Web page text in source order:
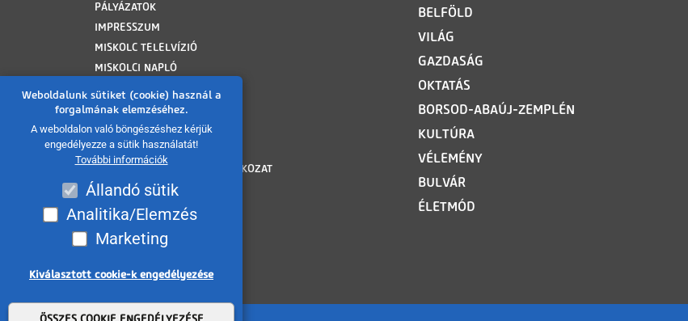
Weboldalunk sütiket (cookie) használ a
forgalmának elemzéséhez.
A weboldalon való böngészéshez kérjük
engedélyezze a sütik használatát!
További információk
Állandó sütik
Analitika/Elemzés
Marketing
Kiválasztott cookie-k engedélyezése
Withdraw consent
PÁLYÁZATOK
IMPRESSZUM
MISKOLC TELELVÍZIÓ
MISKOLCI NAPLÓ
MINAP ARCHÍVUM
FELHASZNÁLÁSI FELTÉTELEK
ADATVÉDELMI TÁJÉKOZTATÓ
SÜTI TÁJÉKOZTATÓ
AKADÁLYMENTESÍTÉSI NYILATKOZAT
KÖZÉRDEKŰ ADATOK
KÖZADATKERESŐ
VISSZAÉLÉS BEJELENTÉS
MÉDIAAJÁNLAT
OLDALTÉRKÉP
BELFÖLD
VILÁG
GAZDASÁG
OKTATÁS
BORSOD-ABAÚJ-ZEMPLÉN
KULTÚRA
VÉLEMÉNY
BULVÁR
ÉLETMÓD